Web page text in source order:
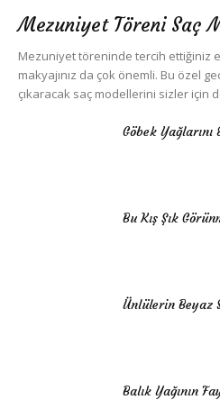
Mezuniyet Töreni Saç
Mezuniyet töreninde tercih ettiğiniz
makyajınız da çok önemli. Bu özel
çıkaracak saç modellerini sizler için
Göbek
Bu Kış Şık
Ünlülerin Beyaz
Balık Yağının